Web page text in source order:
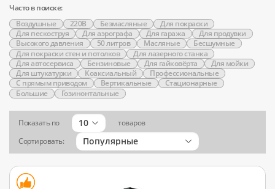
Часто в поиске:
Воздушные
220В Безмасляные
Для покраски
Для пескоструя
Для аэрографа Для гаража
Для продувки
Высокого давления
50 литров Масляные
Бесшумные
Для покраски стен и потолков
Для лазерного станка
Для автосервиса
Бензиновые Для гайковёрта
Для мойки
Для штукатурки
Коаксиальный
Профессиональные
С прямым приводом
Вертикальные
Стационарные
Большие
Гозинонтальные
Показать по 10
товаров
Сортировать:
Популярные